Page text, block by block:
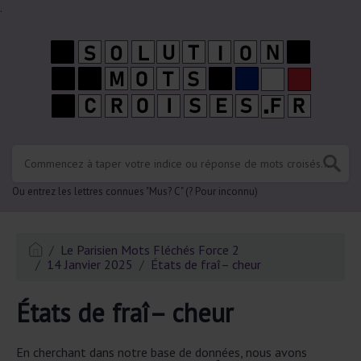
.
Ou entrez les lettres connues "Mus? C" (? Pour inconnu)
Le Parisien Mots Fléchés Force 2
14 Janvier 2025
États de fraî– cheur
États de fraî– cheur
En cherchant dans notre base de données, nous avons